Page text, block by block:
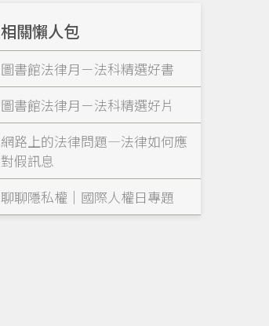
相關懶人包
圖書館法律月－法科精選好書
圖書館法律月－法科精選好片
網路上的法律問題—法律如何應
對假訊息
聊聊隱私權｜國際人權日專題